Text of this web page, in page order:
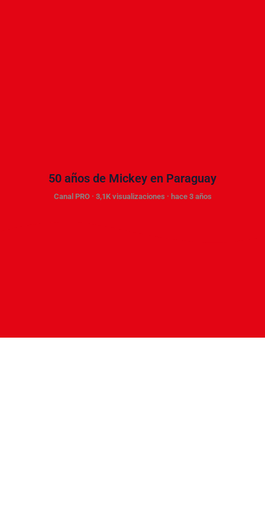
50 años de Mickey en Paraguay
Canal PRO · 3,1K visualizaciones · hace 3 años